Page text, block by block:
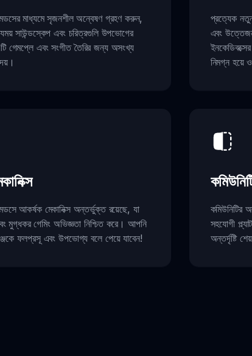
মাধ্যমে সৃজনশীল অন্বেষণ গ্রহণ করুন,
সাউন্ডস্কেপ এবং চরিত্রগুলি উপভোগের
গেমপ্লে এবং সংগীত তৈরির জন্য অসংখ্য
প্রত্যেক
এবং
নিমগ্ন হয়ে
আকর্ষক মেকানিক্স অন্তর্ভুক্ত রয়েছে, যা
মুগ্ধকর গেমিং অভিজ্ঞতা নিশ্চিত করে। আপনি
ফলপ্রসূ এবং উপভোগ্য বলে পেয়ে যাবেন!
কমিউনিটির
সহযোগী
অন্তর্দৃষ্টি